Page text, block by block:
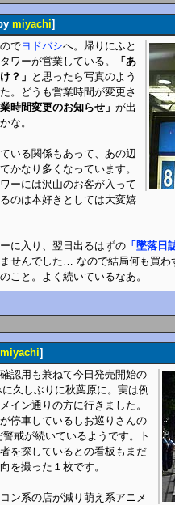
miyachi]
でヨドバシへ。帰りにふと
ワーが営業している。
「あ
？」 と思ったら写真のよう
。どうも営業時間が変更さ
業時間変更のお知らせ」 が出
な。
いる関係もあって、あの辺
かなり多くなっています。
ーには沢山のお客が入って
のは本好きとしては大変嬉
に入り、翌日出るはずの 「墜落
せんでした… なので結局何も買わ
こと。よく続いているなあ。
miyachi]
認用も兼ねて今日発売開始の
久しぶりに秋葉原に。実は例
イン通りの方に行きました。
停車しているしお巡りさんの
戒が続いているようです。ト
を探しているとの看板もまだ
を撮った１枚です。
ン系の店が減り萌え系アニメ